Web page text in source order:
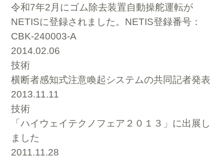
令和7年2月にゴム除去装置自動操舵運転が
NETISに登録されました。NETIS登録番号：
CBK-240003-A
2014.02.06
技術
横断者感知式注意喚起システムの共同記者発表
2013.11.11
技術
「ハイウェイテクノフェア２０１３」に出展し
ました
2011.11.28